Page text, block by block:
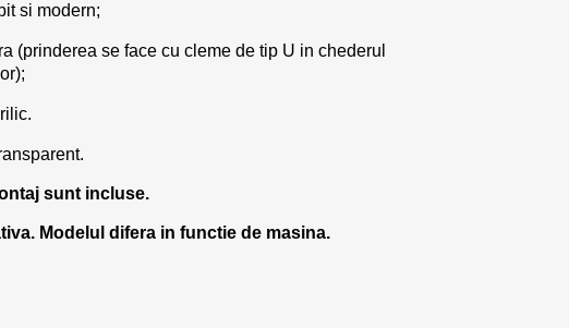
si modern;
(prinderea se face cu cleme de tip U in chederul
sunt incluse.
Modelul difera in functie de masina.